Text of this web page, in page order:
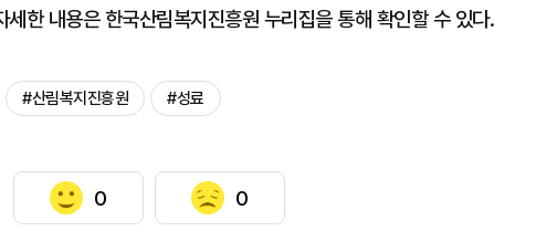
세한 내용은 한국산림복지진흥원 누리집을 통해 확인할 수 있다.
#산림복지진흥원 #성료
0 0